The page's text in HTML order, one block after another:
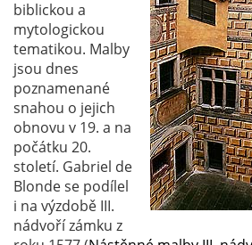
biblickou a
mytologickou
tematikou. Malby
jsou dnes
poznamenané
snahou o jejich
obnovu v 19. a na
počátku 20.
století. Gabriel de
Blonde se podílel
i na výzdobě III.
nádvoří zámku z